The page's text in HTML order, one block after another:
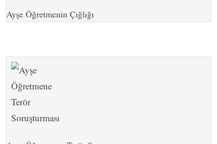
Ayşe Öğretmenin Çığlığı